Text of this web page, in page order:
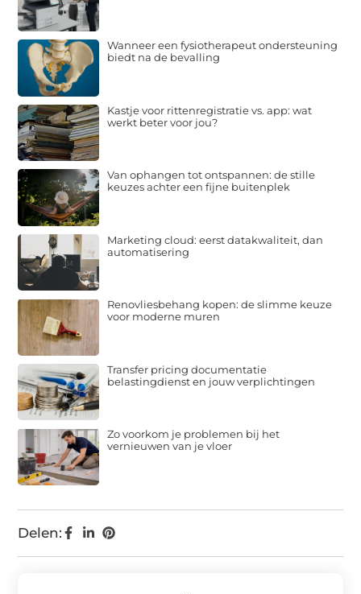
Delen:
Wanneer een fysiotherapeut ondersteuning
biedt na de bevalling
Kastje voor rittenregistratie vs. app: wat
werkt beter voor jou?
Van ophangen tot ontspannen: de stille
keuzes achter een fijne buitenplek
Marketing cloud: eerst datakwaliteit, dan
automatisering
Renovliesbehang kopen: de slimme keuze
voor moderne muren
Transfer pricing documentatie
belastingdienst en jouw verplichtingen
Zo voorkom je problemen bij het
vernieuwen van je vloer